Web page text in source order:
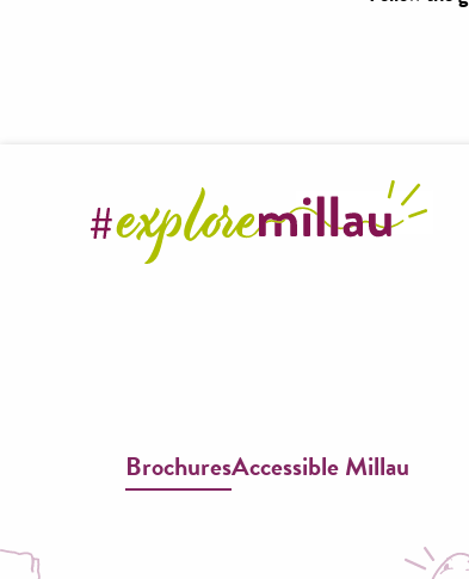
Balade gourmande et insolite de Millau -
Visite guidée " Histoire de la ganterie "
Il était une fois le Larzac - Visite guidée -
Balade nature accompagnée dans les cerisiers -
BrochuresAccessible Millau